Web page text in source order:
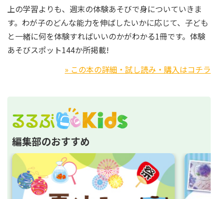
上の学習よりも、週末の体験あそびで身についていきま
す。わが子のどんな能力を伸ばしたいかに応じて、子ども
と一緒に何を体験すればいいのかがわかる1冊です。体験
あそびスポット144か所掲載!
» この本の詳細・試し読み・購入はコチラ
編集部のおすすめ